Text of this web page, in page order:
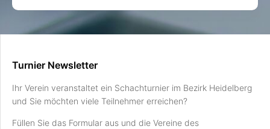
Turnier Newsletter
Ihr Verein veranstaltet ein Schachturnier im Bezirk Heidelberg
und Sie möchten viele Teilnehmer erreichen?
Füllen Sie das Formular aus und die Vereine des